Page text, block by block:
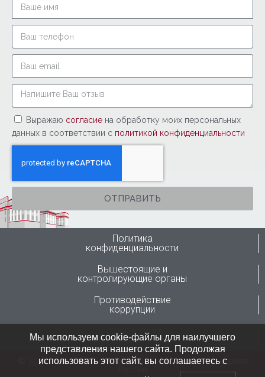
Выражаю согласие на обработку моих персональных
данных в соответствии с политикой конфиденциальности
ОТПРАВИТЬ
Политика
конфиденциальности
Вышестоящие и
контролирующие органы
Противодействие
коррупции
Горячая линия
Минздрава России
© 1946-2024 ФГБУ “ННИИТО им. Я.Л.Цивьяна” Минздрава
Мы используем cookie-файлы для наилучшего
представления нашего сайта. Продолжая
использовать этот сайт, вы соглашаетесь с